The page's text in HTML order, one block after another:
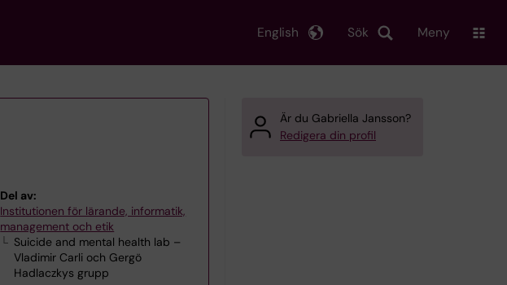
Sök
English Meny
Del av:
Institutionen för lärande, informatik,
management och etik
Suicide and mental health lab –
Vladimir Carli och Gergö
Hadlaczkys grupp
Är du Gabriella Jansson?
Redigera din profil